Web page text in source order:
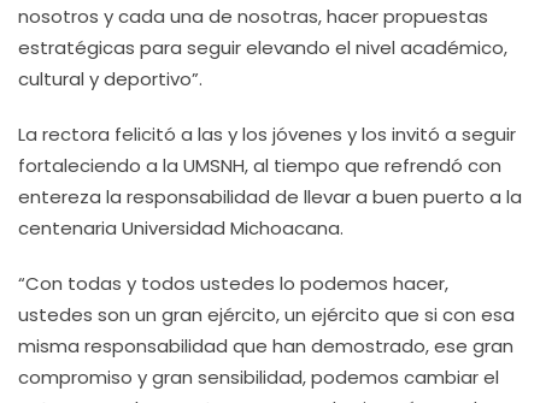
nosotros y cada una de nosotras, hacer propuestas
estratégicas para seguir elevando el nivel académico,
cultural y deportivo”.
La rectora felicitó a las y los jóvenes y los invitó a seguir
fortaleciendo a la UMSNH, al tiempo que refrendó con
entereza la responsabilidad de llevar a buen puerto a la
centenaria Universidad Michoacana.
“Con todas y todos ustedes lo podemos hacer,
ustedes son un gran ejército, un ejército que si con esa
misma responsabilidad que han demostrado, ese gran
compromiso y gran sensibilidad, podemos cambiar el